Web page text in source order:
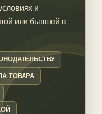
и
или бывшей в
ТОВАРА